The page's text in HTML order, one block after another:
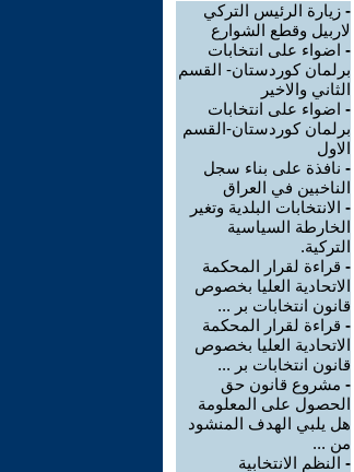
- زيارة الرئيس التركي
لاربيل وقطع الشوارع
- اضواء على انتخابات
برلمان كوردستان- القسم
الثاني والاخير
- اضواء على انتخابات
برلمان كوردستان-القسم
الاول
- نافذة على بناء سجل
الناخبين في العراق
- الانتخابات البلدية وتغير
الخارطة السياسية
التركية.
- قراءة لقرار المحكمة
الاتحادية العليا بخصوص
قانون انتخابات بر ...
- قراءة لقرار المحكمة
الاتحادية العليا بخصوص
قانون انتخابات بر ...
- مشروع قانون حق
الحصول على المعلومة
هل يلبي الهدف المنشود
من ...
- النظم الانتخابية